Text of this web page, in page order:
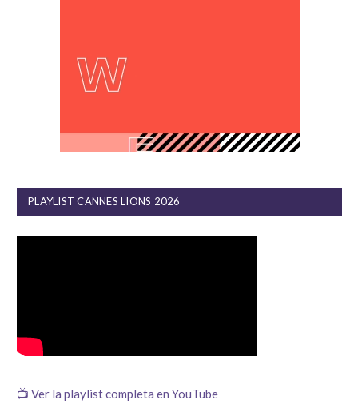
PLAYLIST CANNES LIONS 2026
📺 Ver la playlist completa en YouTube